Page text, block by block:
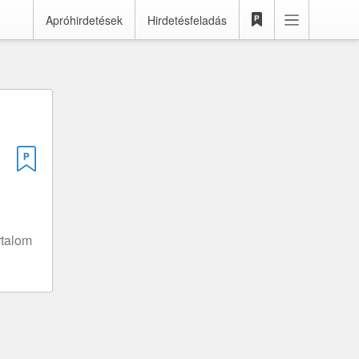
Apróhirdetések Hirdetésfeladás